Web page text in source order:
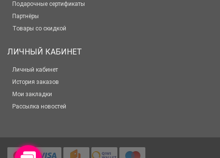
Подарочные сертификаты
Партнёры
Товары со скидкой
ЛИЧНЫЙ КАБИНЕТ
Личный кабинет
История заказов
Мои закладки
Рассылка новостей